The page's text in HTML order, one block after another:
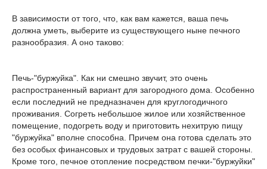
В зависимости от того, что, как вам кажется, ваша печь
должна уметь, выберите из существующего ныне печного
разнообразия. А оно таково:
Печь-"буржуйка". Как ни смешно звучит, это очень
распространенный вариант для загородного дома. Особенно
если последний не предназначен для круглогодичного
проживания. Согреть небольшое жилое или хозяйственное
помещение, подогреть воду и приготовить нехитрую пищу
"буржуйка" вполне способна. Причем она готова сделать это
без особых финансовых и трудовых затрат с вашей стороны.
Кроме того, печное отопление посредством печки-"буржуйки"